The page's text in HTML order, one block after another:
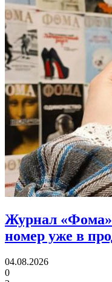
Журнал «Фома»
номер уже в
04.08.2026
0